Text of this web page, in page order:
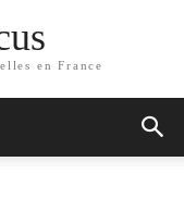
en France